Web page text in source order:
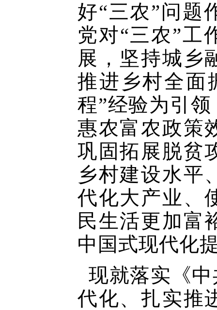
好“三农”问题
党对“三农”工
展，坚持城乡
推进乡村全面
程”经验为引
惠农富农政策
巩固拓展脱贫
乡村建设水平
代化大产业、
民生活更加富
中国式现代化
现就落实《
代化、扎实推